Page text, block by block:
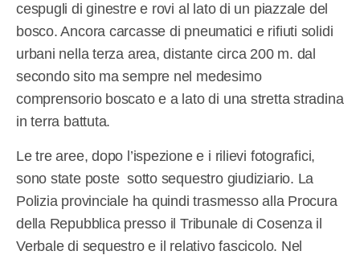
cespugli di ginestre e rovi al lato di un piazzale del
bosco. Ancora carcasse di pneumatici e rifiuti solidi
urbani nella terza area, distante circa 200 m. dal
secondo sito ma sempre nel medesimo
comprensorio boscato e a lato di una stretta stradina
in terra battuta.
Le tre aree, dopo l’ispezione e i rilievi fotografici,
sono state poste sotto sequestro giudiziario. La
Polizia provinciale ha quindi trasmesso alla Procura
della Repubblica presso il Tribunale di Cosenza il
Verbale di sequestro e il relativo fascicolo. Nel